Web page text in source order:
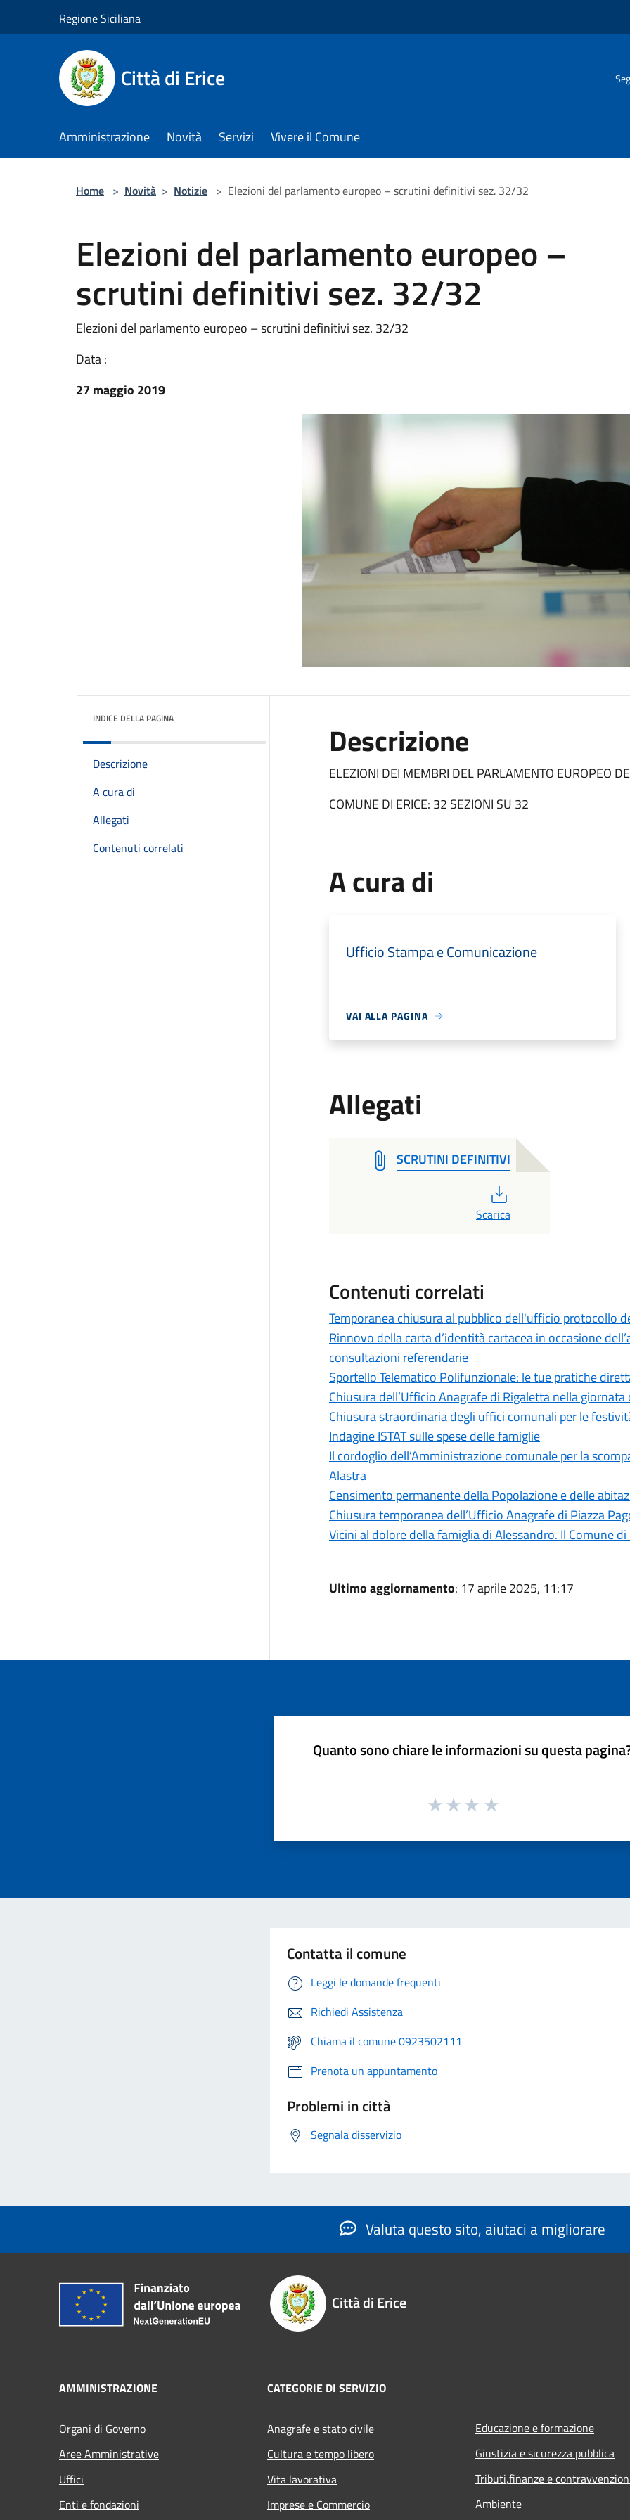
Regione Siciliana
Città di Erice
Amministrazione Novità Servizi Vivere il Comune
Home > Novità > Notizie > Elezioni del parlamento europeo – scrutini definitivi sez. 32/32
Elezioni del parlamento europeo –
scrutini definitivi sez. 32/32
Elezioni del parlamento europeo – scrutini definitivi sez. 32/32
Data :
27 maggio 2019
INDICE DELLA PAGINA
Descrizione
A cura di
Allegati
Contenuti correlati
Descrizione
ELEZIONI DEI MEMBRI DEL PARLAMENTO EUROPEO
COMUNE DI ERICE: 32 SEZIONI SU 32
A cura di
Ufficio Stampa e Comunicazione
VAI ALLA PAGINA
Allegati
SCRUTINI DEFINITIVI
Scarica
Contenuti correlati
Temporanea chiusura al pubblico dell'ufficio protocollo
Rinnovo della carta d’identità cartacea in occasione
consultazioni referendarie
Sportello Telematico Polifunzionale: le tue pratiche
Chiusura dell’Ufficio Anagrafe di Rigaletta nella
Chiusura straordinaria degli uffici comunali per le
Indagine ISTAT sulle spese delle famiglie
Il cordoglio dell’Amministrazione comunale per la
Alastra
Censimento permanente della Popolazione e delle
Chiusura temporanea dell’Ufficio Anagrafe di Piazza
Vicini al dolore della famiglia di Alessandro. Il Comune
Ultimo aggiornamento: 17 aprile 2025, 11:17
Quanto sono chiare le informazioni su questa
Contatta il comune
Leggi le domande frequenti
Richiedi Assistenza
Chiama il comune 0923502111
Prenota un appuntamento
Problemi in città
Segnala disservizio
Valuta questo sito, aiutaci a migliorare
Città di Erice
AMMINISTRAZIONE
Organi di Governo
Aree Amministrative
Uffici
Enti e fondazioni
CATEGORIE DI SERVIZIO
Anagrafe e stato civile
Cultura e tempo libero
Vita lavorativa
Imprese e Commercio
Educazione e formazione
Giustizia e sicurezza pubblica
Tributi,finanze e
Ambiente